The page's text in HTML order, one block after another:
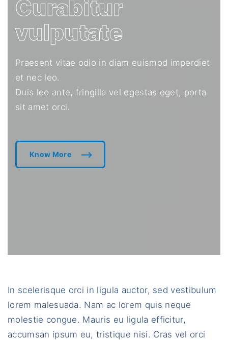
Curabitur
vulputate
Praesent vitae odio in diam euismod imperdiet
et nec leo.
Duis leo ante, fringilla vel egestas eget, porta
sit amet orci.
Know More
In scelerisque orci in ligula auctor, sed vestibulum
lorem malesuada. Nam ac lorem quis neque
molestie congue. Mauris eu ligula efficitur,
accumsan ipsum eu, tristique nisi. Cras vel orci